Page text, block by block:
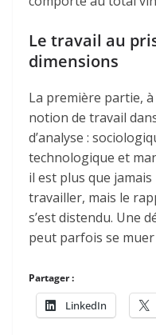
Le travail au
dimensions
La première partie,
notion de travail
d’analyse :
technologique et
il est plus que
travailler, mais le
s’est distendu. Une
peut parfois se
Partager :
LinkedIn